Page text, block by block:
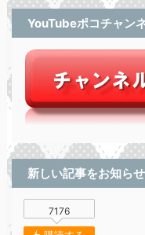
YouTubeポコチャン
新しい記事をお知らせ
7176